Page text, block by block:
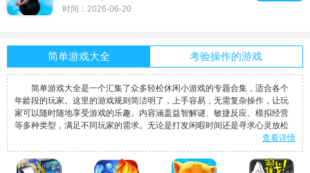
时间：2026-06-20
简单游戏大全 考验操作的游戏
简单游戏大全是一个汇集了众多轻松休闲小游戏的专题合集，适合各个
年龄段的玩家。这里的游戏规则简洁明了，上手容易，无需复杂操作，让玩
家可以随时随地享受游戏的乐趣。内容涵盖益智解谜、敏捷反应、模拟经营
等多种类型，满足不同玩家的需求。无论是打发闲暇时间还是寻求心灵放松
查看详情